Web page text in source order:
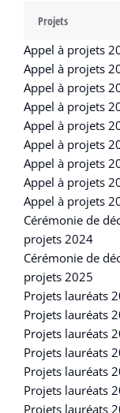
Projets
Appel à projets
Appel à projets
Appel à projets
Appel à projets
Appel à projets
Appel à projets
Appel à projets
Appel à projets
Appel à projets
Cérémonie de
projets 2024
Cérémonie de
projets 2025
Projets lauréats
Projets lauréats
Projets lauréats
Projets lauréats
Projets lauréats
Projets lauréats
Projets lauréats